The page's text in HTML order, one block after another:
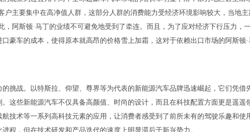
户主要集中在高净值人群，这部分人群的消费能力受经济环境影响较大，当地主
阿斯顿·马丁的业绩不可避免地受到了牵连。而且，为了应对经济下行压力，
豪车的成本，使得原本就高昂的价格雪上加霜，这对于依赖出口市场的阿斯顿·
挑战。以特斯拉、仰望、尊界等为代表的新能源汽车品牌迅速崛起，它们凭借
这些新能源汽车不仅具备高颜值、时尚的设计，而且在科技配置方面更是遥遥
技术等一系列高科技元素的应用，让消费者感受到了前所未有的驾驶乐趣和使
程，但在技术研发和产品迭代的速度上明显滞后于新兴势力。